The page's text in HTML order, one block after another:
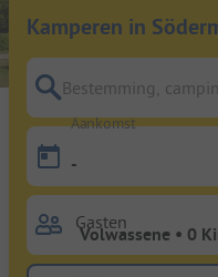
Kamperen in
Bestemming, camping
Aankomst
-
Gasten